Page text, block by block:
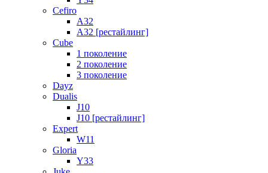
Cefiro
A32
A32 [рестайлинг]
Cube
1 поколение
2 поколение
3 поколение
Dayz
Dualis
J10
J10 [рестайлинг]
Expert
W11
Gloria
Y33